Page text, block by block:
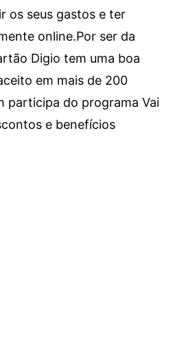
os seus gastos e ter
online.Por ser da
Digio tem uma boa
em mais de 200
participa do programa Vai
e benefícios